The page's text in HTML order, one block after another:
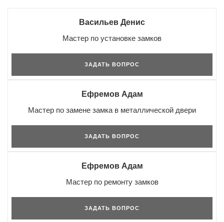
Васильев Денис
Мастер по установке замков
ЗАДАТЬ ВОПРОС
Ефремов Адам
Мастер по замене замка в металлической двери
ЗАДАТЬ ВОПРОС
Ефремов Адам
Мастер по ремонту замков
ЗАДАТЬ ВОПРОС